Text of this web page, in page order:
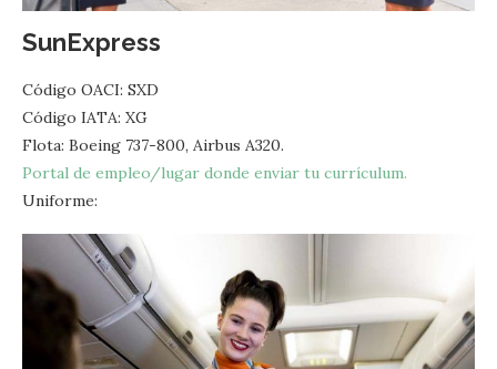
SunExpress
Código OACI: SXD
Código IATA: XG
Flota: Boeing 737-800, Airbus A320.
Portal de empleo/lugar donde enviar tu currículum.
Uniforme: